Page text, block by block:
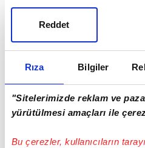
Rıza Bilgiler
"Sitelerimizde reklam ve
yürütülmesi amaçları ile
Bu çerezler, kullanıcıların
Reddet
bölümde farkı tekrar açan
ayrıldı: 58-70.
Ligde 23 haftada 18
tablosunda üçüncü sıradaki
Beşiktaş'ta Allman 19,
SALON: Enka
HAKEMLER: Zafer Yılmaz,